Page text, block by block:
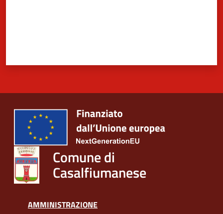
Comune di
Casalfiumanese
AMMINISTRAZIONE